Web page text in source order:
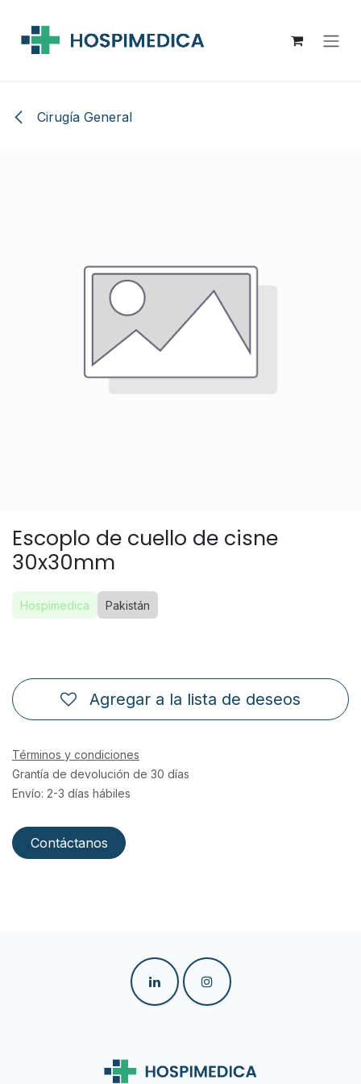
Cirugía General
Escoplo de cuello de cisne
30x30mm
Hospimedica Pakistán
Agregar a la lista de deseos
Términos y condiciones
Grantía de devolución de 30 días
Envío: 2-3 días hábiles
Contáctanos